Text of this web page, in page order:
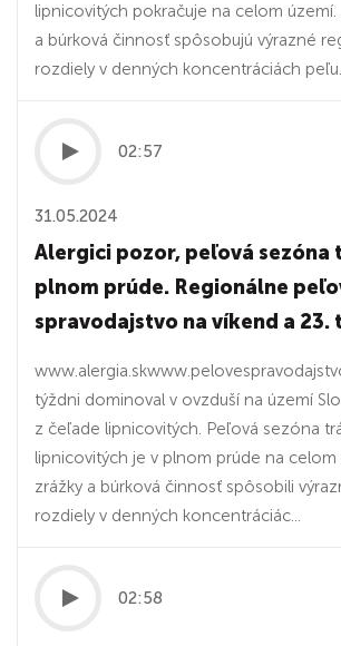
lipnicovitých pokračuje na celom území.
a búrková činnosť spôsobujú výrazné
rozdiely v denných koncentráciách
02:57
31.05.2024
Alergici pozor, peľová sezóna
plnom prúde. Regionálne
spravodajstvo na víkend a 23.
týždni dominoval v ovzduší na území
z čeľade lipnicovitých. Peľová sezóna
lipnicovitých je v plnom prúde na celom
zrážky a búrková činnosť spôsobili
rozdiely v denných koncentráciác...
02:58